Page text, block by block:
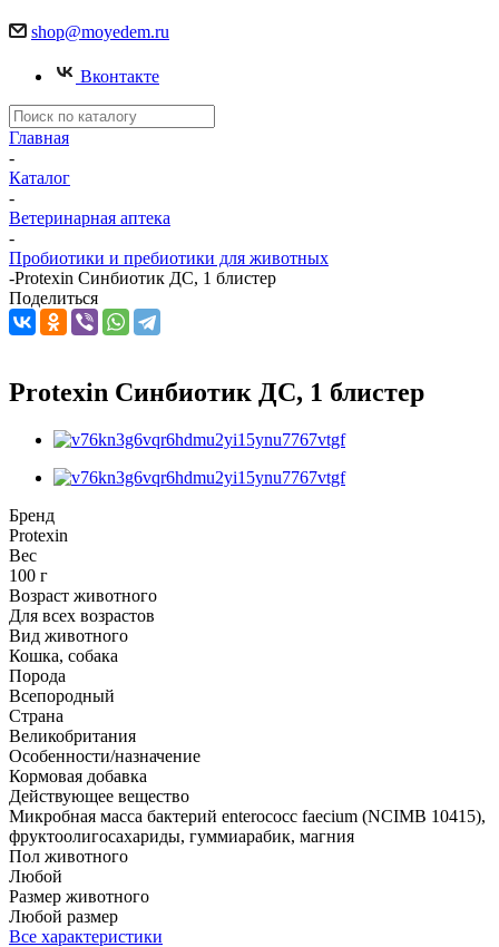
shop@moyedem.ru
Вконтакте
Главная
-
Каталог
-
Ветеринарная аптека
-
Пробиотики и пребиотики для животных
-Protexin Синбиотик ДС, 1 блистер
Поделиться
Protexin Синбиотик ДС, 1 блистер
Бренд
Protexin
Вес
100 г
Возраст животного
Для всех возрастов
Вид животного
Кошка, собака
Порода
Всепородный
Страна
Великобритания
Особенности/назначение
Кормовая добавка
Действующее вещество
Микробная масса бактерий enterососс faecium (NCIMB 10415),
фруктоолигосахариды, гуммиарабик, магния
Пол животного
Любой
Размер животного
Любой размер
Все характеристики